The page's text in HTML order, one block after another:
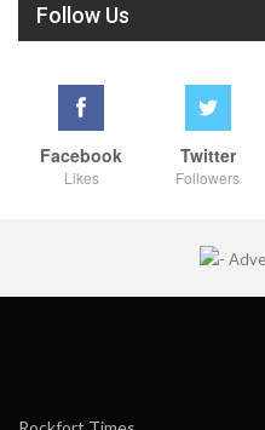
Follow Us
Facebook
Likes
Twitter
Followers